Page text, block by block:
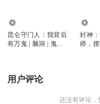
昆仑守门人：我背后
有万鬼 | 脑洞 | 鬼怪 |
封神
师，
用户评论
还没有评论，